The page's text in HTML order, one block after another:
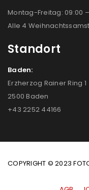
Montag-Freitag: 09:00 –
Alle 4
Standort
Baden:
Erzherzog Rainer Ring 1
2500 Baden
+43 2252 44166
COPYRIGHT © 2023